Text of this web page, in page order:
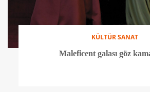
KÜLTÜR SANAT
Maleficent galası göz